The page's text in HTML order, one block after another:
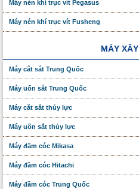
Máy nén khí trục vít Pegasus
Máy nén khí trục vít Fusheng
MÁY
Máy cắt sắt Trung Quốc
Máy uốn sắt Trung Quốc
Máy cắt sắt thủy lực
Máy uốn sắt thủy lực
Máy đầm cóc Mikasa
Máy đầm cóc Hitachi
Máy đầm cóc Trung Quốc